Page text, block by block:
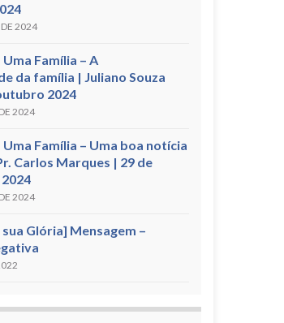
2024
Família – A
da família | Juliano Souza
2024
2024
Família – Uma boa notícia
Carlos Marques | 29 de
2024
Glória] Mensagem –